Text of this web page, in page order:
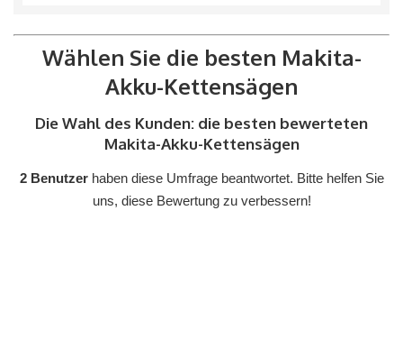
Wählen Sie die besten Makita-
Akku-Kettensägen
Die Wahl des Kunden: die besten bewerteten
Makita-Akku-Kettensägen
2 Benutzerhaben diese Umfrage beantwortet. Bitte helfen Sie
uns, diese Bewertung zu verbessern!